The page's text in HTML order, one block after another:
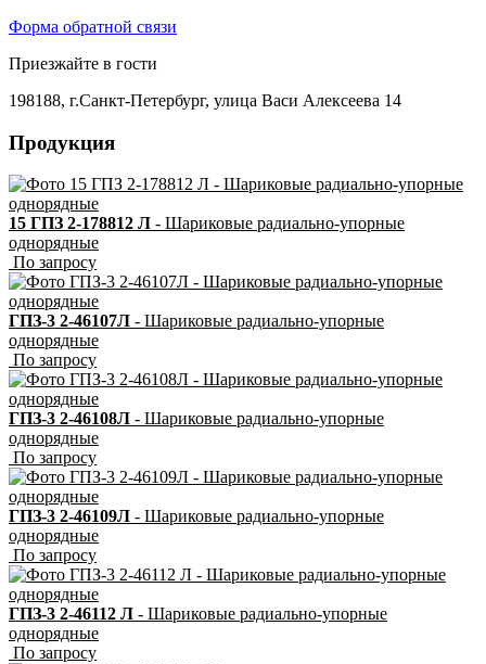
Форма обратной связи
Приезжайте в гости
198188, г.Санкт-Петербург, улица Васи Алексеева 14
Продукция
15 ГПЗ 2-178812 Л - Шариковые радиально-упорные
однорядные
По запросу
ГПЗ-3 2-46107Л - Шариковые радиально-упорные
однорядные
По запросу
ГПЗ-3 2-46108Л - Шариковые радиально-упорные
однорядные
По запросу
ГПЗ-3 2-46109Л - Шариковые радиально-упорные
однорядные
По запросу
ГПЗ-3 2-46112 Л - Шариковые радиально-упорные
однорядные
По запросу